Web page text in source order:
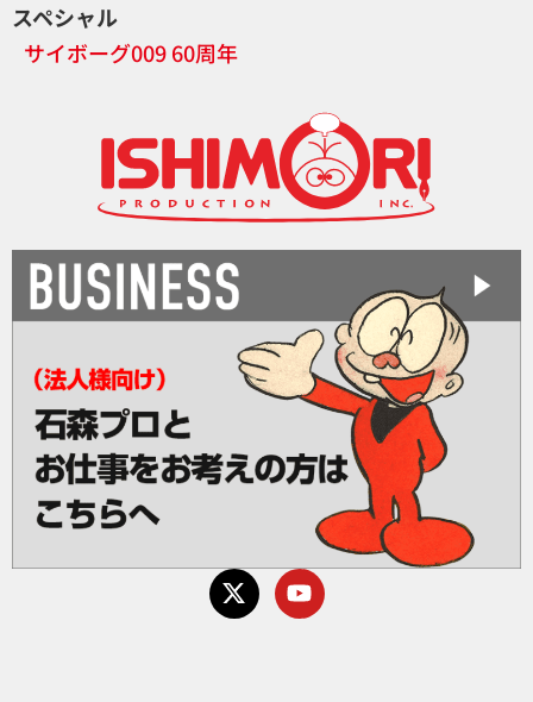
スペシャル
サイボーグ009 60周年